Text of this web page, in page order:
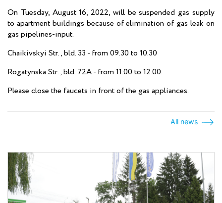
On Tuesday, August 16, 2022, will be suspended gas supply
to apartment buildings because of elimination of gas leak on
gas pipelines-input.
Chaikivskyi Str., bld. 33 - from 09.30 to 10.30
Rogatynska Str., bld. 72А - from 11.00 to 12.00.
Please close the faucets in front of the gas appliances.
All news